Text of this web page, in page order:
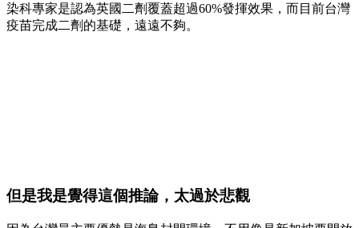
染科專家是認為英國二劑覆蓋超過60%發揮效果，而目前台灣
疫苗完成二劑的基礎，遠遠不夠。
但是我是覺得這個推論，太過於悲觀